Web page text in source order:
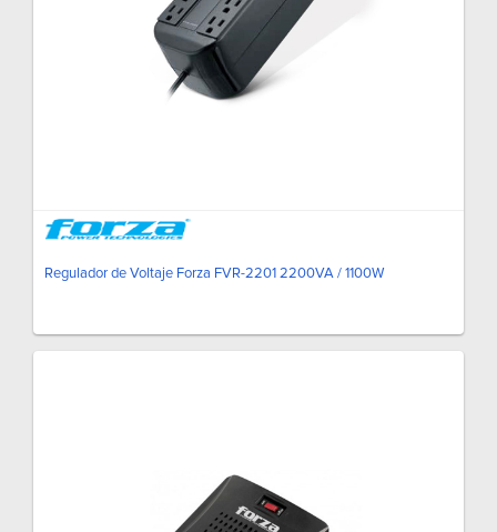
Regulador de Voltaje Forza FVR-2201 2200VA / 1100W